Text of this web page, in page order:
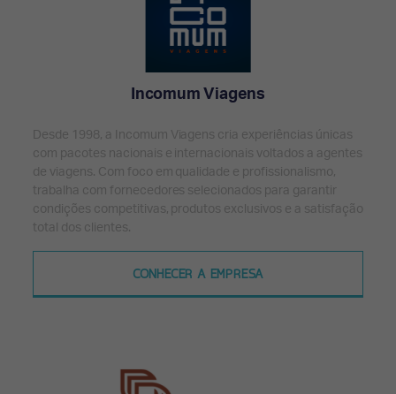
Incomum Viagens
Desde 1998, a Incomum Viagens cria experiências únicas
com pacotes nacionais e internacionais voltados a agentes
de viagens. Com foco em qualidade e profissionalismo,
trabalha com fornecedores selecionados para garantir
condições competitivas, produtos exclusivos e a satisfação
total dos clientes.
CONHECER A EMPRESA